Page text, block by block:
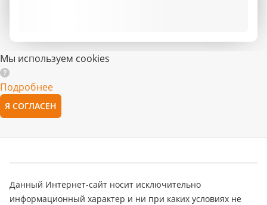
Мы используем cookies
Подробнее
Я СОГЛАСЕН
Данный Интернет-сайт носит исключительно
информационный характер и ни при каких условиях не